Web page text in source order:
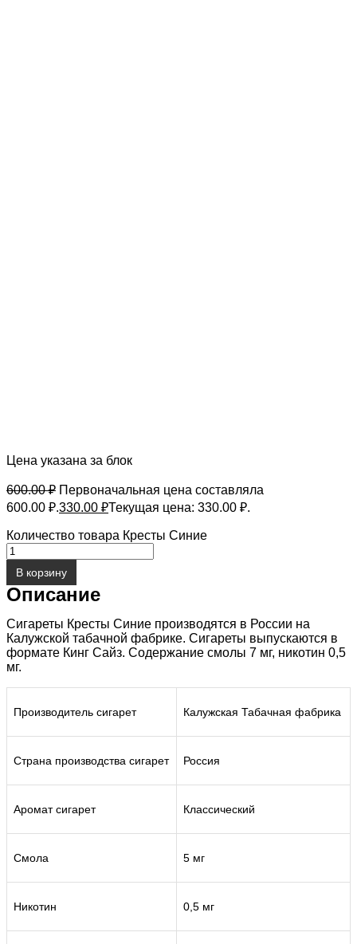
Цена указана за блок
600.00₽ Первоначальная цена составляла
600.00 ₽.330.00 ₽Текущая цена: 330.00 ₽.
Количество товара Кресты Синие
В корзину
Описание
Сигареты Кресты Синие производятся в России на
Калужской табачной фабрике. Сигареты выпускаются в
формате Кинг Сайз. Содержание смолы 7 мг, никотин 0,5
мг.
Производитель сигарет Калужская Табачная фабрика
Страна производства сигарет Россия
Аромат сигарет Классический
Смола 5 мг
Никотин 0,5 мг